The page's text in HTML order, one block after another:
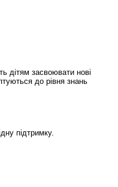
дітям засвоювати нові
до рівня знань
підтримку.